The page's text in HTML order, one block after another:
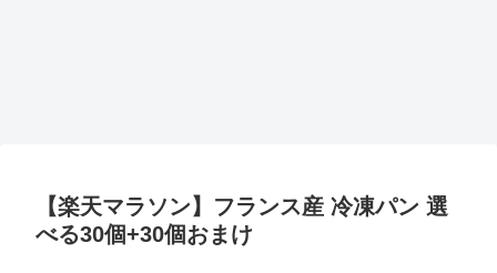
【楽天マラソン】フランス産 冷凍パン 選
べる30個+30個おまけ